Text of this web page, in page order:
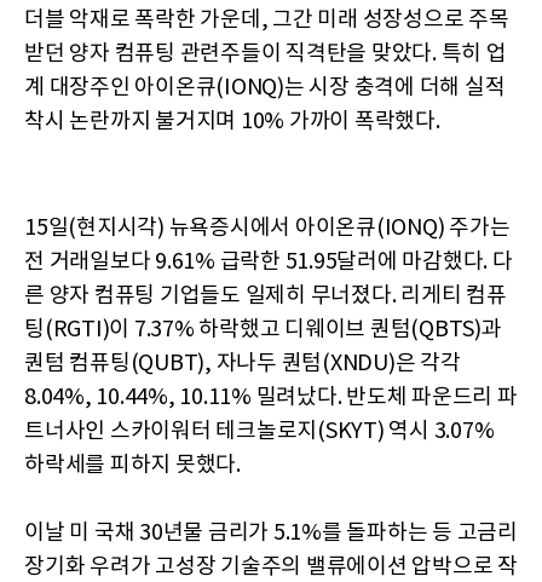
더블 악재로 폭락한 가운데, 그간 미래 성장성으로 주목
받던 양자 컴퓨팅 관련주들이 직격탄을 맞았다. 특히 업
계 대장주인 아이온큐(IONQ)는 시장 충격에 더해 실적
착시 논란까지 불거지며 10% 가까이 폭락했다.
15일(현지시각) 뉴욕증시에서 아이온큐(IONQ) 주가는
전 거래일보다 9.61% 급락한 51.95달러에 마감했다. 다
른 양자 컴퓨팅 기업들도 일제히 무너졌다. 리게티 컴퓨
팅(RGTI)이 7.37% 하락했고 디웨이브 퀀텀(QBTS)과
퀀텀 컴퓨팅(QUBT), 자나두 퀀텀(XNDU)은 각각
8.04%, 10.44%, 10.11% 밀려났다. 반도체 파운드리 파
트너사인 스카이워터 테크놀로지(SKYT) 역시 3.07%
하락세를 피하지 못했다.
이날 미 국채 30년물 금리가 5.1%를 돌파하는 등 고금리
장기화 우려가 고성장 기술주의 밸류에이션 압박으로 작